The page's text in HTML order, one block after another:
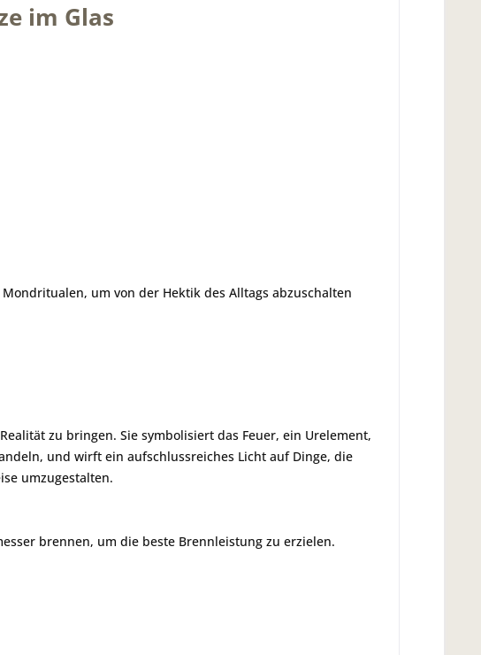
im Glas
um von der Hektik des Alltags abzuschalten
zu bringen. Sie symbolisiert das Feuer, ein Urelement,
und wirft ein aufschlussreiches Licht auf Dinge, die
umzugestalten.
brennen, um die beste Brennleistung zu erzielen.